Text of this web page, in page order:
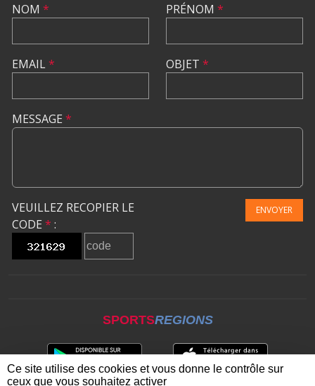
NOM *
EMAIL*
PRÉNOM *
OBJET *
MESSAGE *
VEUILLEZ RECOPIER LE
CODE * :
ENVOYER
SPORTSREGIONS
Ce site utilise des cookies et vous donne le contrôle sur
ceux que vous souhaitez activer